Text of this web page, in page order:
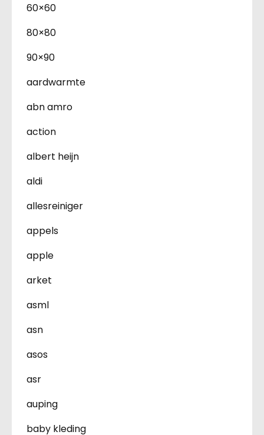
60×60
80×80
90×90
aardwarmte
abn amro
action
albert heijn
aldi
allesreiniger
appels
apple
arket
asml
asn
asos
asr
auping
baby kleding